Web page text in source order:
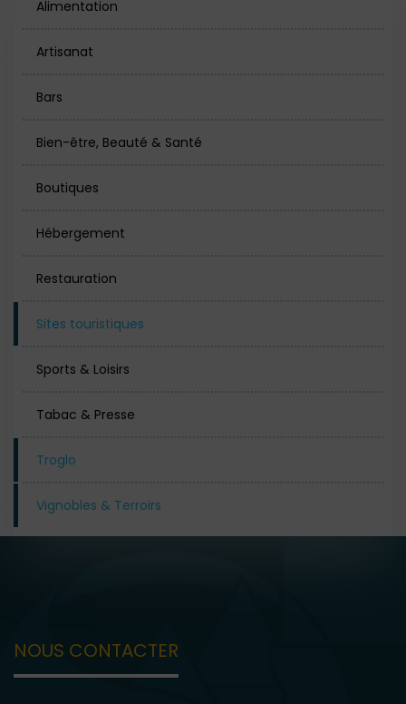
Alimentation
Artisanat
Bars
Bien-être, Beauté & Santé
Boutiques
Hébergement
Restauration
Sites touristiques
Sports & Loisirs
Tabac & Presse
Troglo
Vignobles & Terroirs
NOUS CONTACTER